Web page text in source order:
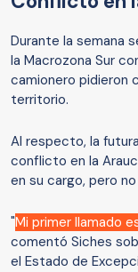
Durante la semana
la Macrozona Sur
camionero pidieron
territorio.
Al respecto, la
conflicto en la
en su cargo, pero
"Mi primer llamado
comentó Siches
el Estado de